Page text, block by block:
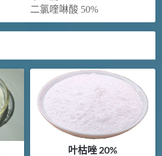
二氯喹啉酸 50%
叶枯唑 20%